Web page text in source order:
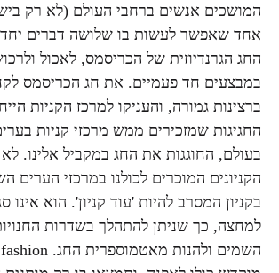
המושכים אנשים ברחבי העולם (לא רק
אחד שאפשר לעשות בו שלושה דברים
החג הגרנדיוזית של הכריסמס, לאכול
ברצינות גמורה, והעניקו למרכז הקניות
החגיגות שמזכירים ממש מרכזי קניות
בעולם, החוגגות את החג במקביל אלינו.
הקניונים המוכרים לכולנו במרכזי הערים
בקניון המסרב להיות 'עוד קניון'. הוא אינו
למחצה, כך שניתן להתהלך בשדרות